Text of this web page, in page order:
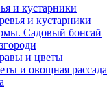
и кустарники
и кустарники
Садовый бонсай
и цветы
и овощная рассада